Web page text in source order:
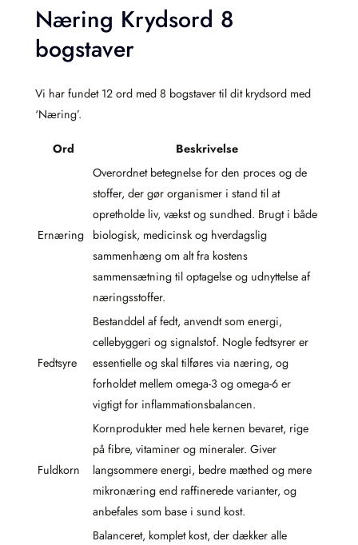
Næring Krydsord 8
bogstaver
Vi har fundet 12 ord med 8 bogstaver til dit krydsord med
‘Næring’.
Ord Beskrivelse
Ernæring
Overordnet betegnelse for den proces og de
stoffer, der gør organismer i stand til at
opretholde liv, vækst og sundhed. Brugt i både
biologisk, medicinsk og hverdagslig
sammenhæng om alt fra kostens
sammensætning til optagelse og udnyttelse af
næringsstoffer.
Fedtsyre
Bestanddel af fedt, anvendt som energi,
cellebyggeri og signalstof. Nogle fedtsyrer er
essentielle og skal tilføres via næring, og
forholdet mellem omega-3 og omega-6 er
vigtigt for inflammationsbalancen.
Fuldkorn
Kornprodukter med hele kernen bevaret, rige
på fibre, vitaminer og mineraler. Giver
langsommere energi, bedre mæthed og mere
mikronæring end raffinerede varianter, og
anbefales som base i sund kost.
Balanceret, komplet kost, der dækker alle